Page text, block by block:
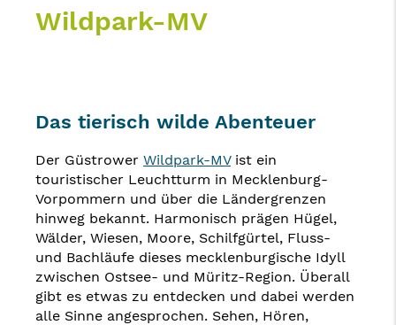
Wildpark-MV
Das tierisch wilde Abenteuer
Der Güstrower Wildpark-MVist ein
touristischer Leuchtturm in Mecklenburg-
Vorpommern und über die Ländergrenzen
hinweg bekannt. Harmonisch prägen Hügel,
Wälder, Wiesen, Moore, Schilfgürtel, Fluss-
und Bachläufe dieses mecklenburgische Idyll
zwischen Ostsee- und Müritz-Region. Überall
gibt es etwas zu entdecken und dabei werden
alle Sinne angesprochen. Sehen, Hören,